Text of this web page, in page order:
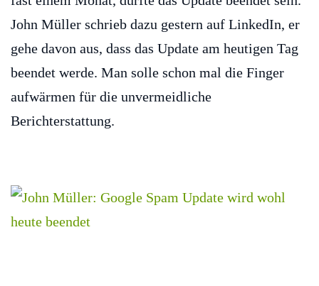
John Müller schrieb dazu gestern auf LinkedIn, er
gehe davon aus, dass das Update am heutigen Tag
beendet werde. Man solle schon mal die Finger
aufwärmen für die unvermeidliche
Berichterstattung.